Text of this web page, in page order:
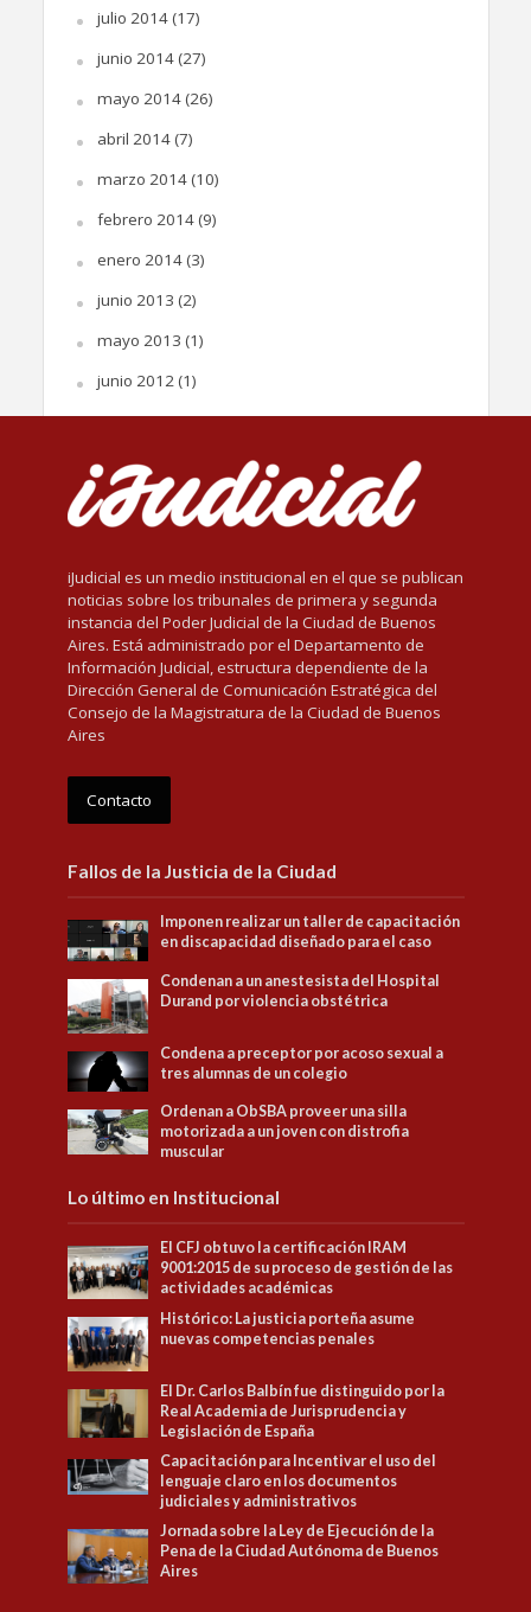
julio 2014(17)
junio 2014(27)
mayo 2014(26)
abril 2014(7)
marzo 2014(10)
febrero 2014(9)
enero 2014(3)
junio 2013 (2)
mayo 2013 (1)
junio 2012(1)
iJudicial es un medio institucional en el que se publican
noticias sobre los tribunales de primera y segunda
instancia del Poder Judicial de la Ciudad de Buenos
Aires. Está administrado por el Departamento de
Información Judicial, estructura dependiente de la
Dirección General de Comunicación Estratégica del
Consejo de la Magistratura de la Ciudad de Buenos
Aires
Contacto
Fallos de la Justicia de la Ciudad
Imponen realizar un taller de capacitación
en discapacidad diseñado para el caso
Condenan a un anestesista del Hospital
Durand por violencia obstétrica
Condena a preceptor por acoso sexual a
tres alumnas de un colegio
Ordenan a ObSBA proveer una silla
motorizada a un joven con distrofia
muscular
Lo último en Institucional
El CFJ obtuvo la certificación IRAM
9001:2015 de su proceso de gestión de las
actividades académicas
Histórico: La justicia porteña asume
nuevas competencias penales
El Dr. Carlos Balbín fue distinguido por la
Real Academia de Jurisprudencia y
Legislación de España
Capacitación para Incentivar el uso del
lenguaje claro en los documentos
judiciales y administrativos
Jornada sobre la Ley de Ejecución de la
Pena de la Ciudad Autónoma de Buenos
Aires